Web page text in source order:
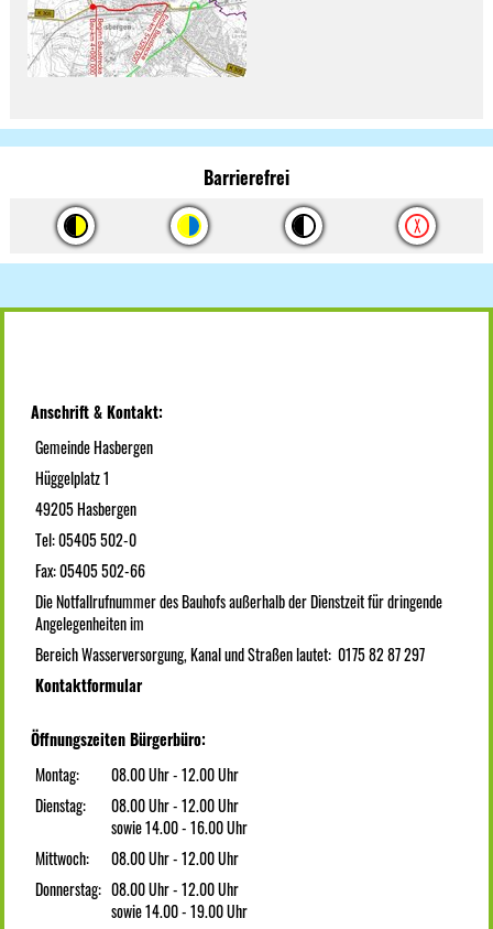
Barrierefrei
Anschrift & Kontakt:
Gemeinde Hasbergen
Hüggelplatz 1
49205 Hasbergen
Tel: 05405 502-0
Fax: 05405 502-66
Die Notfallrufnummer des Bauhofs außerhalb der Dienstzeit für dringende
Angelegenheiten im
Bereich Wasserversorgung, Kanal und Straßen lautet: 0175 82 87 297
Kontaktformular
Öffnungszeiten Bürgerbüro:
Montag:
08.00 Uhr - 12.00 Uhr
Dienstag:
08.00 Uhr - 12.00 Uhr
sowie 14.00 - 16.00 Uhr
Mittwoch:
08.00 Uhr - 12.00 Uhr
Donnerstag: 08.00 Uhr - 12.00 Uhr
sowie 14.00 - 19.00 Uhr